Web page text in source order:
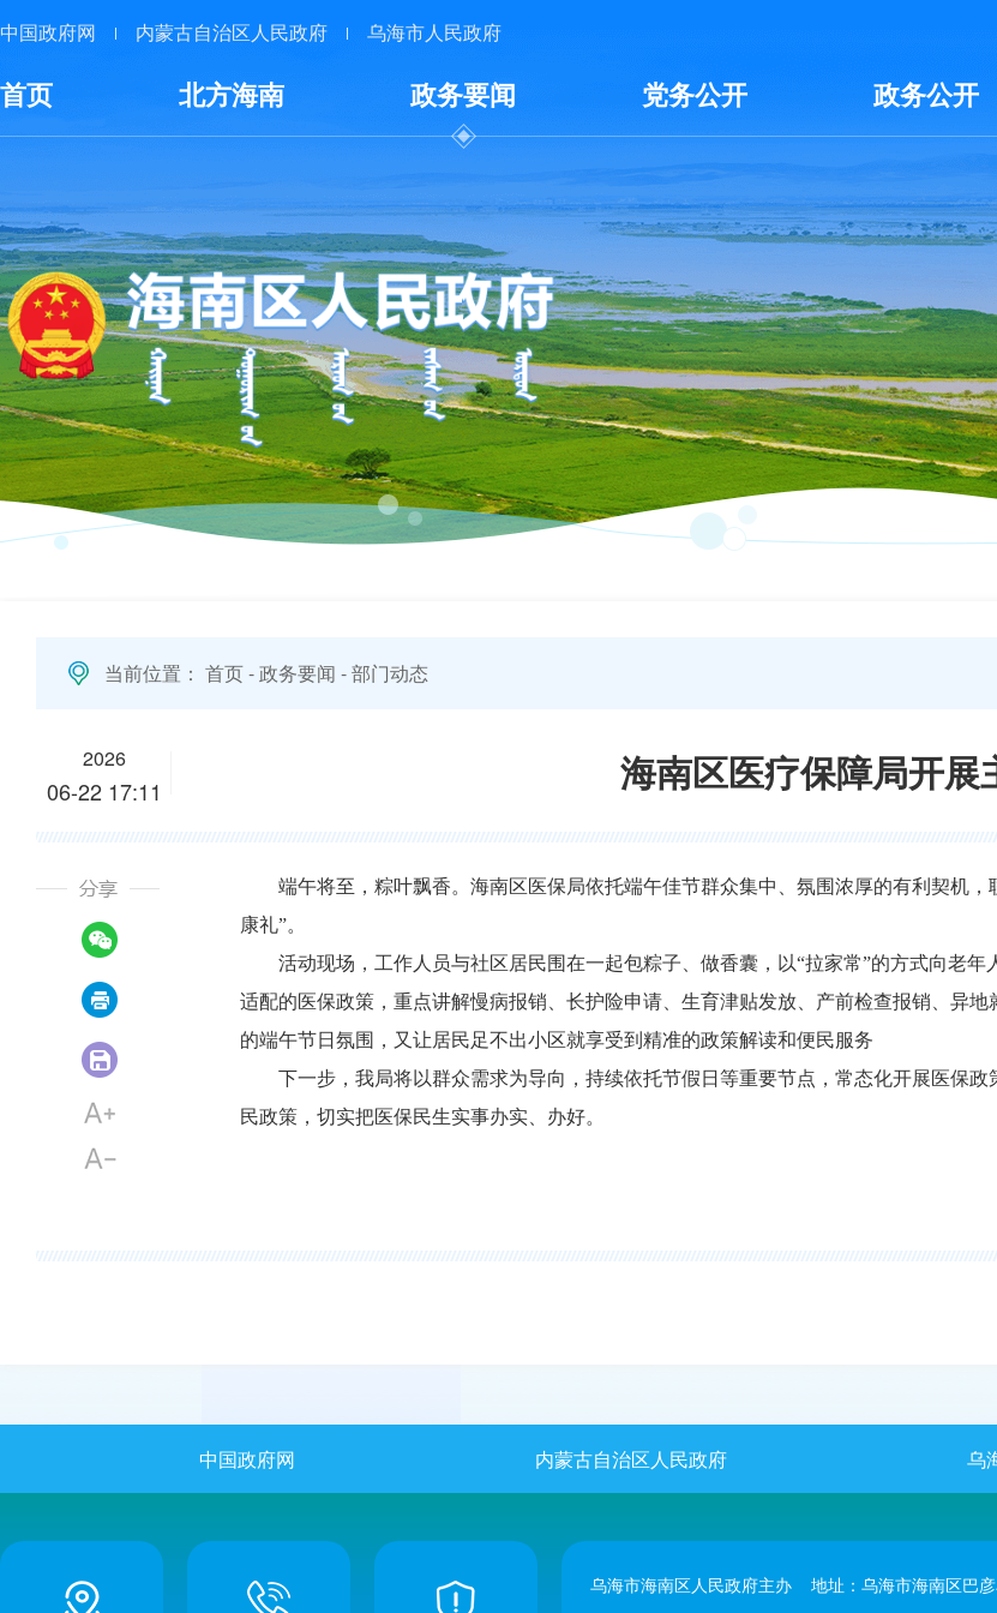
中国政府网 内蒙古自治区人民政府 乌海市人民政府
首页 北方海南 政务要闻 党务公开 政务公开
当前位置： 首页-政务要闻 -部门动态
2026
06-22 17:11 海南区医疗保障局开展
端午将至，粽叶飘香。海南区医保局依托端午佳节群众集中、氛围浓厚的有利契机
康礼”。
活动现场，工作人员与社区居民围在一起包粽子、做香囊，以“拉家常”的方式向老
适配的医保政策，重点讲解慢病报销、长护险申请、生育津贴发放、产前检查报销、异
的端午节日氛围，又让居民足不出小区就享受到精准的政策解读和便民服务
下一步，我局将以群众需求为导向，持续依托节假日等重要节点，常态化开展医保
民政策，切实把医保民生实事办实、办好。
中国政府网 内蒙古自治区人民政府 乌
乌海市海南区人民政府主办 地址：乌海市海南区巴